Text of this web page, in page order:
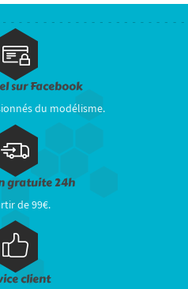
sur Facebook
du modélisme.
gratuite 24h
de 99€.
client